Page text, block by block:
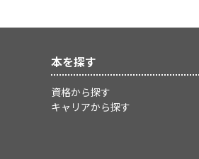
本を探す
資格から探す
キャリアから探す